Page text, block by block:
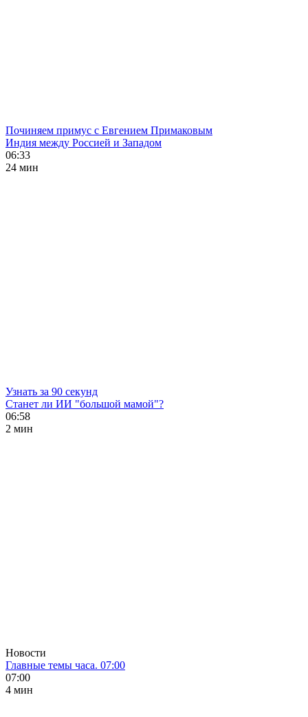
Починяем примус с Евгением Примаковым
Индия между Россией и Западом
06:33
24 мин
Узнать за 90 секунд
Станет ли ИИ "большой мамой"?
06:58
2 мин
Новости
Главные темы часа. 07:00
07:00
4 мин